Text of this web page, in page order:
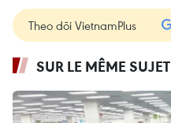
Theo dõi VietnamPlus
SUR LE MÊME SUJET